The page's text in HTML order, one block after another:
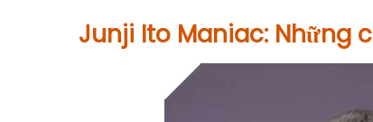
Junji Ito Maniac: Những